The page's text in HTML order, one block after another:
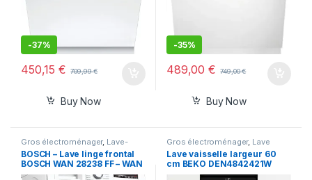
-37%
450,15€ 709,99€
Buy Now
-35%
489,00€ 749,00€
Buy Now
Gros électroménager, Lave-
linge
BOSCH – Lave linge frontal
BOSCH WAN 28238 FF – WAN
28238 FF
Gros électroménager, Lave
vaisselle
Lave vaisselle largeur 60
cm BEKO DEN4842421W